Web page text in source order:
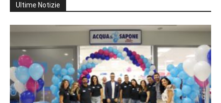
Ultime Notizie